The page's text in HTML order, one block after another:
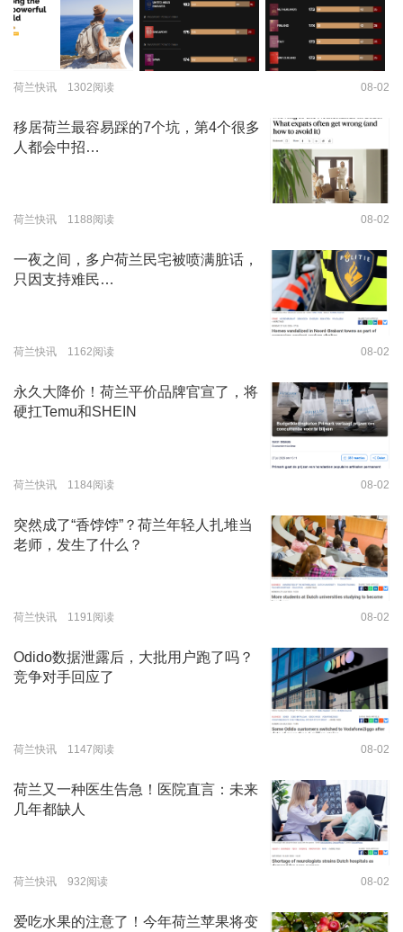
荷兰快讯 1302阅读 08-02
移居荷兰最容易踩的7个坑，第4个很多
人都会中招…
荷兰快讯 1188阅读 08-02
一夜之间，多户荷兰民宅被喷满脏话，
只因支持难民…
荷兰快讯 1162阅读 08-02
永久大降价！荷兰平价品牌官宣了，将
硬扛Temu和SHEIN
荷兰快讯 1184阅读 08-02
突然成了“香饽饽”？荷兰年轻人扎堆当
老师，发生了什么？
荷兰快讯 1191阅读 08-02
Odido数据泄露后，大批用户跑了吗？
竞争对手回应了
荷兰快讯 1147阅读 08-02
荷兰又一种医生告急！医院直言：未来
几年都缺人
荷兰快讯 932阅读 08-02
爱吃水果的注意了！今年荷兰苹果将变